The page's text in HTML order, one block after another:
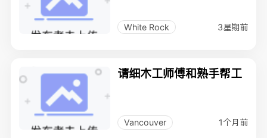
White Rock 3星期前
请细木工师傅和熟手帮工
Vancouver 1个月前